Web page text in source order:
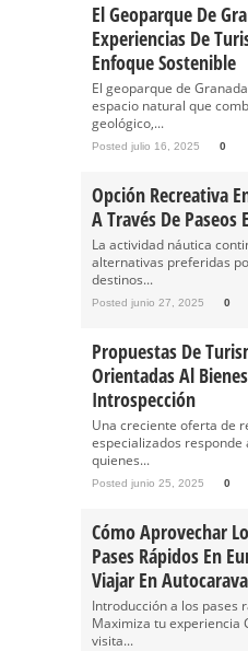
El Geoparque De
Experiencias De
Enfoque Sostenible
El geoparque de
espacio natural que
geológico,...
Posted julio 16, 2025 0
Opción Recreativa
A Través De Paseos
La actividad náutica
alternativas preferidas
destinos...
Posted junio 27, 2025 0
Propuestas De
Orientadas Al
Introspección
Una creciente oferta de
especializados responde
quienes...
Posted junio 25, 2025 0
Cómo Aprovechar
Pases Rápidos En
Viajar En
Introducción a los pases
Maximiza tu experiencia
visita...